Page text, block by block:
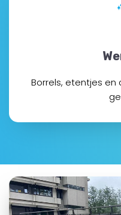
Borrels, etentjes